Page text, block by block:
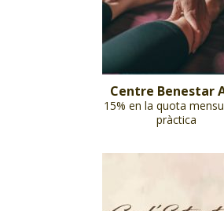
Centre Benestar
15% en la quota
pràctica